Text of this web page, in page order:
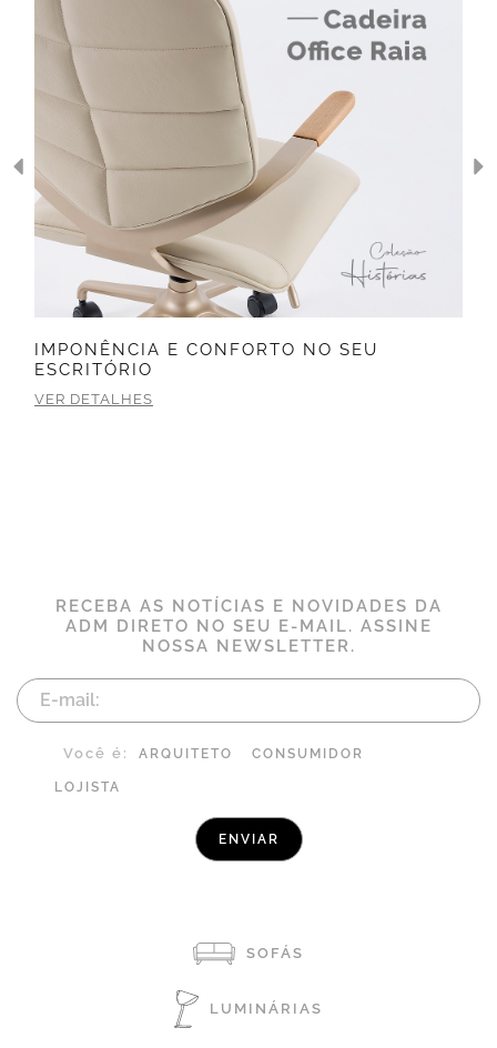
IMPONÊNCIA E CONFORTO NO SEU
ESCRITÓRIO
VER DETALHES
RECEBA AS NOTÍCIAS E NOVIDADES DA
ADM DIRETO NO SEU E-MAIL. ASSINE
NOSSA NEWSLETTER.
Você é: ARQUITETO CONSUMIDOR
LOJISTA
SOFÁS
LUMINÁRIAS